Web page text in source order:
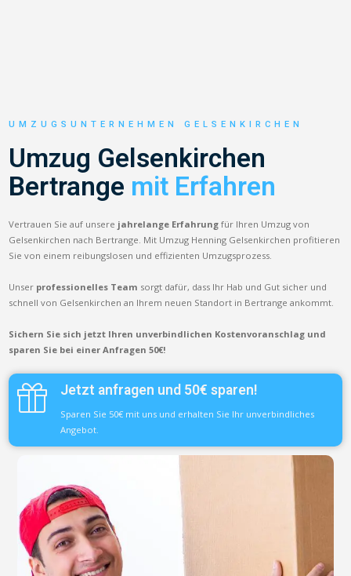
UMZUGSUNTERNEHMEN GELSENKIRCHEN
Umzug Gelsenkirchen
Bertrange mit Erfahren
Vertrauen Sie auf unsere jahrelange Erfahrung für Ihren Umzug von
Gelsenkirchen nach Bertrange. Mit Umzug Henning Gelsenkirchen profitieren
Sie von einem reibungslosen und effizienten Umzugsprozess.
Unser professionelles Team sorgt dafür, dass Ihr Hab und Gut sicher und
schnell von Gelsenkirchen an Ihrem neuen Standort in Bertrange ankommt.
Sichern Sie sich jetzt Ihren unverbindlichen Kostenvoranschlag und
sparen Sie bei einer Anfragen 50€!
Jetzt anfragen und 50€ sparen!
Sparen Sie 50€ mit uns und erhalten Sie Ihr unverbindliches
Angebot.